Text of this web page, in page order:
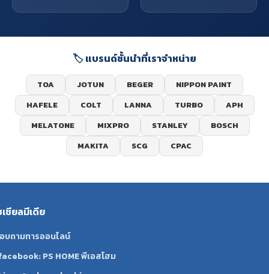
🏷️ แบรนด์ชั้นนำที่เราจำหน่าย
TOA JOTUN BEGER
NIPPON PAINT
HAFELE
COLT LANNA TURBO
APH
MELATONE
MIXPRO STANLEY
BOSCH
MAKITA
SCG CPAC
เชียลมีเดีย
บถามทารออนไลน์
PS HOME พีเอสโฮม